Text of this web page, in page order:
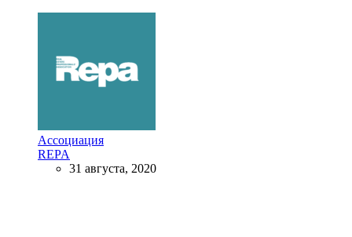
Ассоциация
REPA
31 августа, 2020